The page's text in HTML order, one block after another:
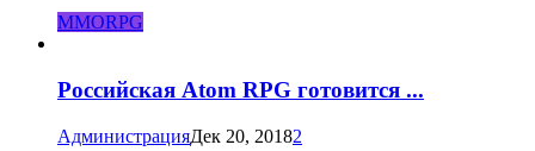
MMORPG
Российская Atom RPG готовится ...
АдминистрацияДек 20, 20182